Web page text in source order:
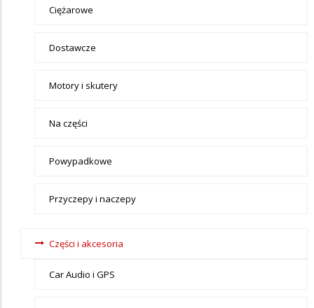
Ciężarowe
Dostawcze
Motory i skutery
Na części
Powypadkowe
Przyczepy i naczepy
Części i akcesoria
Car Audio i GPS